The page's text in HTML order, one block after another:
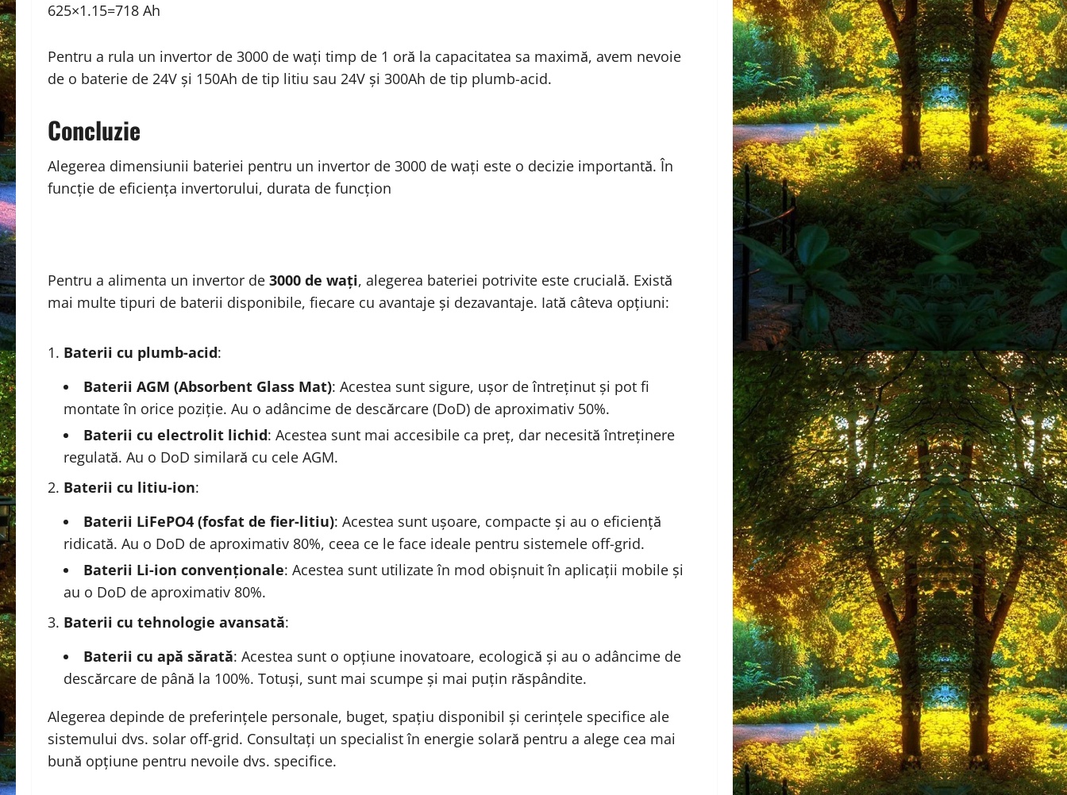
625×1.15=718 Ah
Pentru a rula un invertor de 3000 de wați timp de 1 oră la capacitatea sa maximă, avem nevoie
de o baterie de 24V și 150Ah de tip litiu sau 24V și 300Ah de tip plumb-acid.
Concluzie
Alegerea dimensiunii bateriei pentru un invertor de 3000 de wați este o decizie importantă. În
funcție de eficiența invertorului, durata de funcțion
Pentru a alimenta un invertor de 3000 de wați, alegerea bateriei potrivite este crucială. Există
mai multe tipuri de baterii disponibile, fiecare cu avantaje și dezavantaje. Iată câteva opțiuni:
Baterii cu plumb-acid:
Baterii AGM (Absorbent Glass Mat): Acestea sunt sigure, ușor de întreținut și pot fi
montate în orice poziție. Au o adâncime de descărcare (DoD) de aproximativ 50%.
Baterii cu electrolit lichid: Acestea sunt mai accesibile ca preț, dar necesită întreținere
regulată. Au o DoD similară cu cele AGM.
Baterii cu litiu-ion:
Baterii LiFePO4 (fosfat de fier-litiu): Acestea sunt ușoare, compacte și au o eficiență
ridicată. Au o DoD de aproximativ 80%, ceea ce le face ideale pentru sistemele off-grid.
Baterii Li-ion convenționale: Acestea sunt utilizate în mod obișnuit în aplicații mobile și
au o DoD de aproximativ 80%.
Baterii cu tehnologie avansată:
Baterii cu apă sărată: Acestea sunt o opțiune inovatoare, ecologică și au o adâncime de
descărcare de până la 100%. Totuși, sunt mai scumpe și mai puțin răspândite.
Alegerea depinde de preferințele personale, buget, spațiu disponibil și cerințele specifice ale
sistemului dvs. solar off-grid. Consultați un specialist în energie solară pentru a alege cea mai
bună opțiune pentru nevoile dvs. specifice.